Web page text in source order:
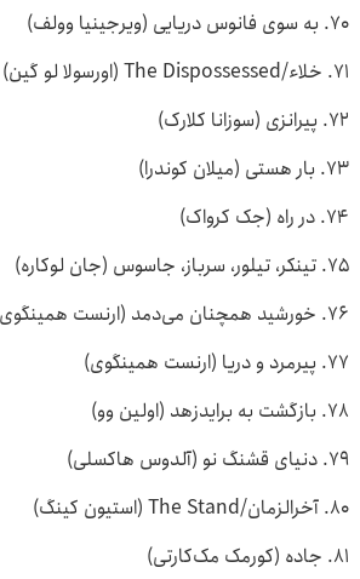
۷۰. به سوی فانوس دریایی (ویرجینیا وولف)
۷۱. خلاء/The Dispossessed (اورسولا لو گین)
۷۲. پیرانزی (سوزانا کلارک)
۷۳. بار هستی (میلان کوندرا)
۷۴. در راه (جک کرواک)
۷۵. تینکر، تیلور، سرباز، جاسوس (جان لوکاره)
۷۶. خورشید همچنان می‌دمد (ارنست همینگوی)
۷۷. پیرمرد و دریا (ارنست همینگوی)
۷۸. بازگشت به برایدزهد (اولین وو)
۷۹. دنیای قشنگ نو (آلدوس هاکسلی)
۸۰. آخرالزمان/The Stand (استیون کینگ)
۸۱. جاده (کورمک مک‌کارتی)